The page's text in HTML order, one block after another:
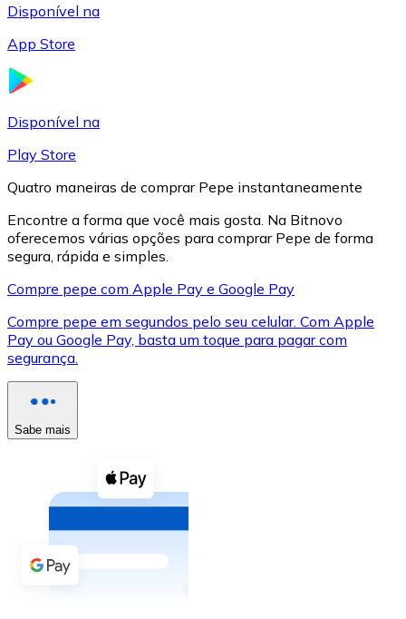
XRP
XRP
Ver tudo
Cupons cripto
Compre criptomoedas com dinheiro e outros
Comprar com dinheiro
Transferência SEPA
Disponível na
App Store
Disponível na
Play Store
Quatro maneiras de comprar Pepe instantaneamente
Encontre a forma que você mais gosta. Na Bitnovo
oferecemos várias opções para comprar Pepe de forma
segura, rápida e simples.
Compre pepe com Apple Pay e Google Pay
Compre pepe em segundos pelo seu celular. Com Apple
Pay ou Google Pay, basta um toque para pagar com
segurança.
Sabe mais